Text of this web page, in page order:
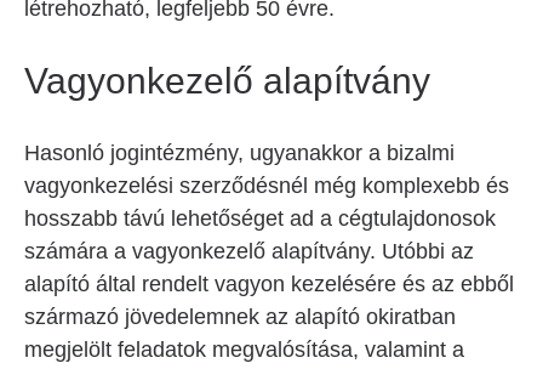
létrehozható, legfeljebb 50 évre.
Vagyonkezelő alapítvány
Hasonló jogintézmény, ugyanakkor a bizalmi
vagyonkezelési szerződésnél még komplexebb és
hosszabb távú lehetőséget ad a cégtulajdonosok
számára a vagyonkezelő alapítvány. Utóbbi az
alapító által rendelt vagyon kezelésére és az ebből
származó jövedelemnek az alapító okiratban
megjelölt feladatok megvalósítása, valamint a